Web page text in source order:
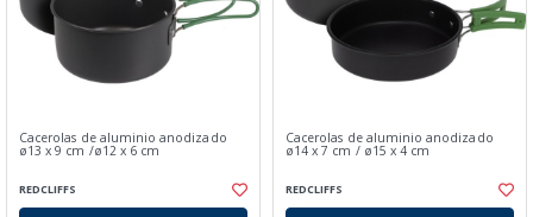
Cacerolas de aluminio anodizado
ø13 x 9 cm /ø12 x 6 cm
REDCLIFFS
Cacerolas de aluminio anodizado
ø14 x 7 cm / ø15 x 4 cm
REDCLIFFS